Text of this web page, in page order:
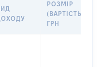
РОЗМІР
(ВАРТІСТЬ),
ГРН